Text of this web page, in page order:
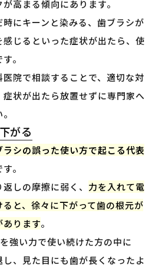
高まる傾向にあります。
にキーンと染みる、歯ブラシが
じるといった症状が出たら、使
。
院で相談することで、適切な対
状が出たら放置せずに専門家へ
がる
ラシの誤った使い方で起こる代表
。
しの摩擦に弱く、 力を入れて電
と、徐々に下がって歯の根元が
あります。
強い力で使い続けた方の中に
、見た目にも歯が長くなったよ